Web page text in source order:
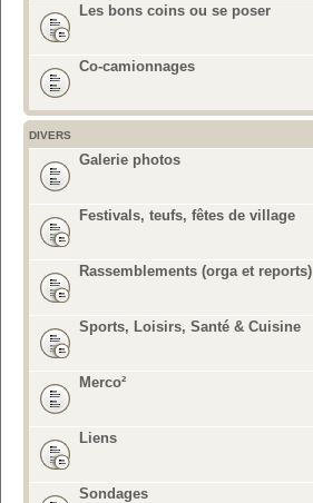
Les bons coins ou se poser
Co-camionnages
DIVERS
Galerie photos
Festivals, teufs, fêtes de village
Rassemblements (orga et reports)
Sports, Loisirs, Santé & Cuisine
Merco²
Liens
Sondages